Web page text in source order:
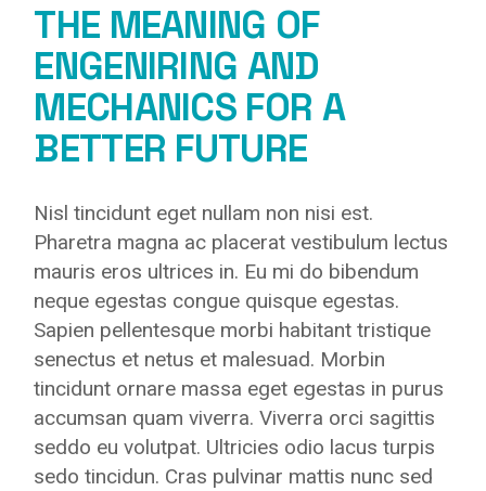
THE MEANING OF
ENGENIRING AND
MECHANICS FOR A
BETTER FUTURE
Nisl tincidunt eget nullam non nisi est.
Pharetra magna ac placerat vestibulum lectus
mauris eros ultrices in. Eu mi do bibendum
neque egestas congue quisque egestas.
Sapien pellentesque morbi habitant tristique
senectus et netus et malesuad. Morbin
tincidunt ornare massa eget egestas in purus
accumsan quam viverra. Viverra orci sagittis
seddo eu volutpat. Ultricies odio lacus turpis
sedo tincidun. Cras pulvinar mattis nunc sed